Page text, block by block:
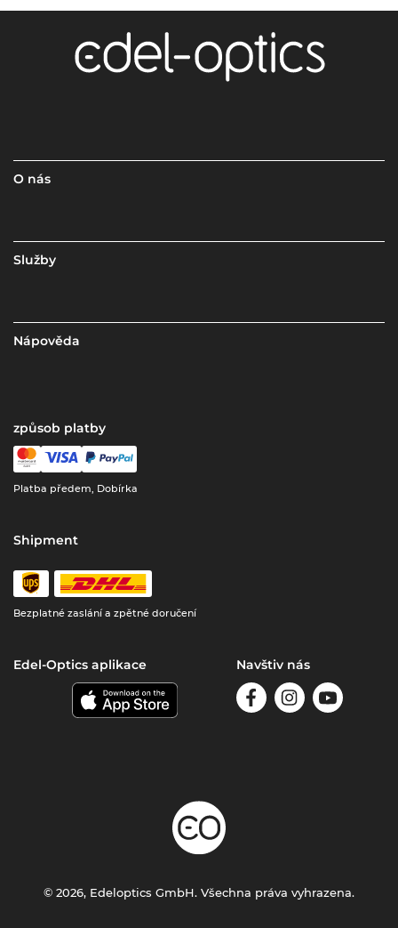
O nás
Služby
Nápověda
způsob platby
Platba předem, Dobírka
Shipment
Bezplatné zaslání a zpětné doručení
Edel-Optics aplikace Navštiv nás
© 2026, Edeloptics GmbH. Všechna práva vyhrazena.